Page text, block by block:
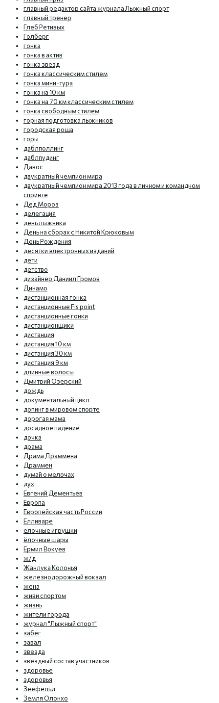
главный редактор сайта журнала Лыжный спорт
главный тренер
Глеб Ретивых
Голберг
гонка
гонка в актив
гонка звезд
гонка классическим стилем
гонка мини-тура
гонка на 10 км
гонка на 70 км классическим стилем
гонка свободным стилем
горная подготовка лыжников
городская роща
горы
даблполлинг
даблпудинг
Давос
двукратный чемпион мира
двукратный чемпион мира 2013 года в личном и командном
спринте
Дед Мороз
делегация
день лыжника
День на сборах с Никитой Крюковым
День Рождения
десятки электронных изданий
дети
детство
дизайнер Даниил Громов
Динамо
дистанционная гонка
дистанционные Fis point
дистанционные гонки
дистанционщики
дистанция
дистанция 10 км
дистанция 30 км
дистанция 9 км
длинные волосы
Дмитрий Озерский
дождь
документальный цикл
допинг в мировом спорте
дорогая мама
досадное падение
дочка
драма
Драма Драммена
Драммен
думай о мелочах
дух
Евгений Дементьев
Европа
Европейская часть России
Елливаре
елочные игрушки
ёлочные шары
Ермил Вокуев
ж/д
Жанлука Колонья
железнодорожный вокзал
жена
живи спортом
жизнь
жители города
журнал "Лыжный спорт"
забег
завал
звезда
звездный состав участников
здоровье
здоровья
Зеефельд
Земля Олонхо